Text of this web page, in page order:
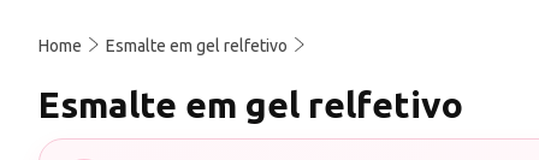
Home Esmalte em gel relfetivo
Esmalte em gel relfetivo